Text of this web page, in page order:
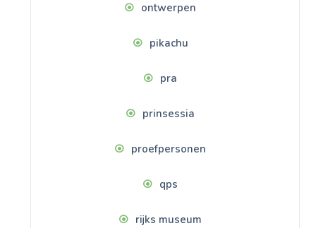
ontwerpen
pikachu
pra
prinsessia
proefpersonen
qps
rijks museum